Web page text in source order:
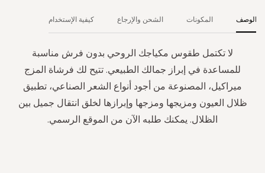
الوصف
لا تكتمل طقوس مكياجك الروحي بدون فرش مناسبة
للمساعدة في إبراز جمالك الطبيعي. تتيح لك فرشاة المزج
ميراكيل، المصنوعة من أجود أنواع الشعر الصناعي، تطبيق
ظلال العيون ومزيجها ومزجها وإبرازها لخلق انتقال جميل بين
الظلال. يمكنك طلبه الآن من الموقع الرسمي.
المكونات الشحن والإرجاع كيفية الإستخدام